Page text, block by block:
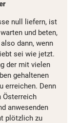
null liefern, ist
und beten,
dann, wenn
sei wie jetzt.
der mit vielen
gehaltenen
erreichen. Denn
Österreich
anwesenden
plötzlich zu